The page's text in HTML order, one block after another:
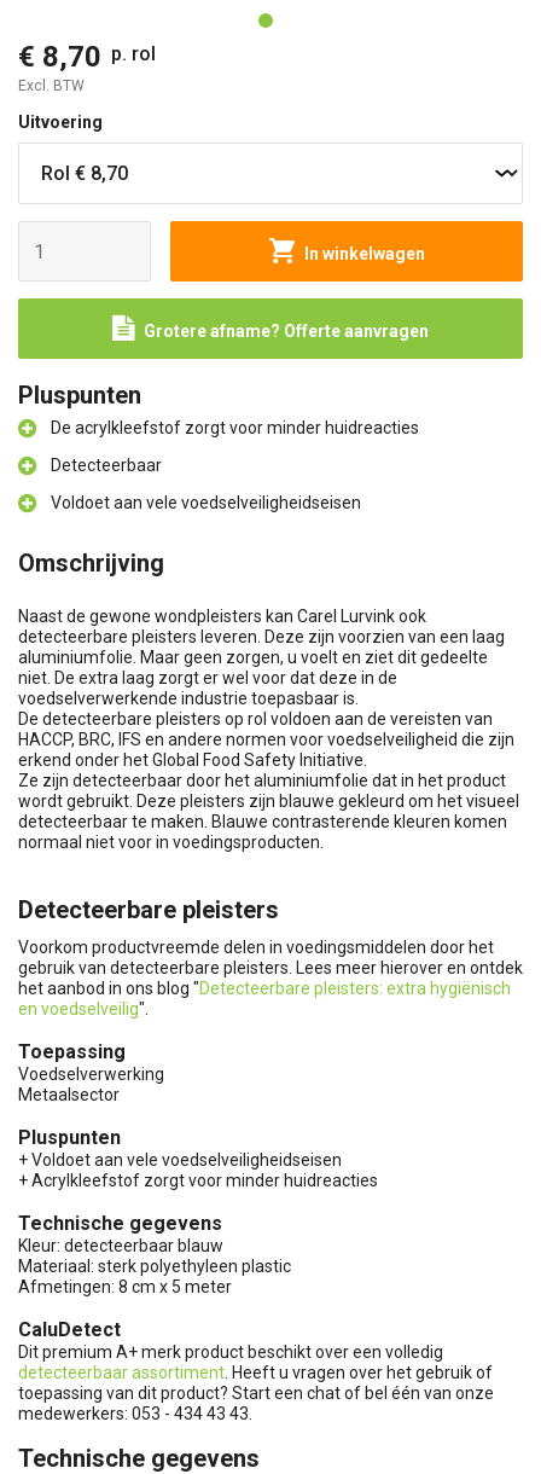
€ 8,70 p. rol
Excl. BTW
Uitvoering
In winkelwagen
Grotere afname? Offerte aanvragen
Pluspunten
De acrylkleefstof zorgt voor minder huidreacties
Detecteerbaar
Voldoet aan vele voedselveiligheidseisen
Omschrijving
Naast de gewone wondpleisters kan Carel Lurvink ook
detecteerbare pleisters leveren. Deze zijn voorzien van een laag
aluminiumfolie. Maar geen zorgen, u voelt en ziet dit gedeelte
niet. De extra laag zorgt er wel voor dat deze in de
voedselverwerkende industrie toepasbaar is.
De detecteerbare pleisters op rol voldoen aan de vereisten van
HACCP, BRC, IFS en andere normen voor voedselveiligheid die zijn
erkend onder het Global Food Safety Initiative.
Ze zijn detecteerbaar door het aluminiumfolie dat in het product
wordt gebruikt. Deze pleisters zijn blauwe gekleurd om het visueel
detecteerbaar te maken. Blauwe contrasterende kleuren komen
normaal niet voor in voedingsproducten.
Detecteerbare pleisters
Voorkom productvreemde delen in voedingsmiddelen door het
gebruik van detecteerbare pleisters. Lees meer hierover en ontdek
het aanbod in ons blog "Detecteerbare pleisters: extra hygiënisch
en voedselveilig".
Toepassing
Voedselverwerking
Metaalsector
Pluspunten
+ Voldoet aan vele voedselveiligheidseisen
+ Acrylkleefstof zorgt voor minder huidreacties
Technische gegevens
Kleur: detecteerbaar blauw
Materiaal: sterk polyethyleen plastic
Afmetingen: 8 cm x 5 meter
CaluDetect
Dit premium A+ merk product beschikt over een volledig
detecteerbaar assortiment . Heeft u vragen over het gebruik of
toepassing van dit product? Start een chat of bel één van onze
medewerkers: 053 - 434 43 43.
Technische gegevens